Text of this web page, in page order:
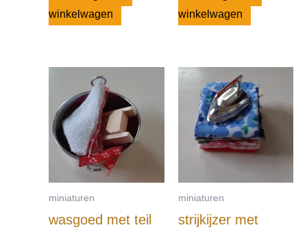
winkelwagen
winkelwagen
miniaturen
wasgoed met teil
miniaturen
strijkijzer met